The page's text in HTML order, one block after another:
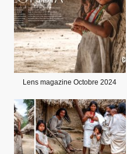
Lens magazine Octobre 2024